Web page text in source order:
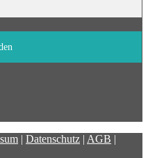
| Datenschutz | AGB |